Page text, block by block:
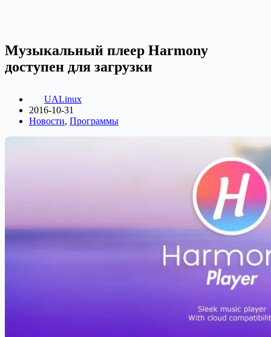
Музыкальный плеер Harmony
доступен для загрузки
UALinux
2016-10-31
Новости, Программы